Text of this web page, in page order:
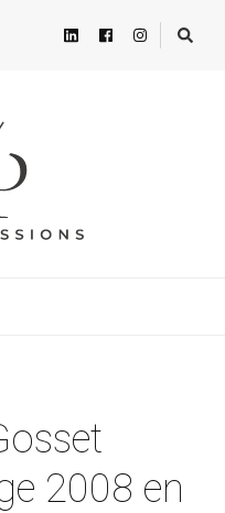
2008 en